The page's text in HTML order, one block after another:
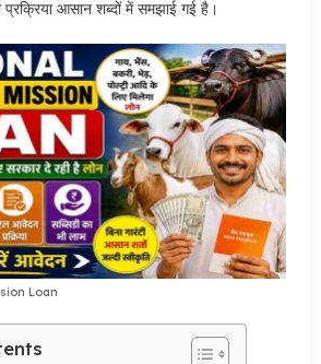
आसान शब्दों में समझाई गई है।
Loan